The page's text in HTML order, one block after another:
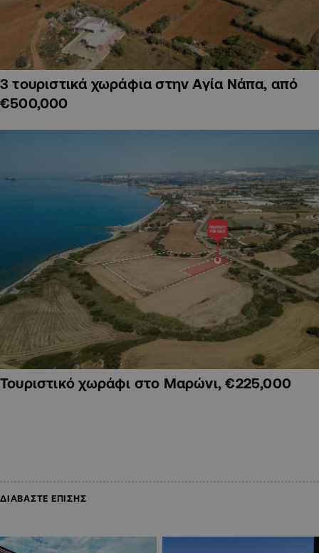
3 τουριστικά χωράφια στην Αγία Νάπα, από
€500,000
Τουριστικό χωράφι στο Μαρώνι, €225,000
ΔΙΑΒΑΣΤΕ ΕΠΙΣΗΣ